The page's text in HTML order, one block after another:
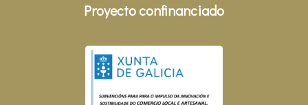
Proyecto confinanciado